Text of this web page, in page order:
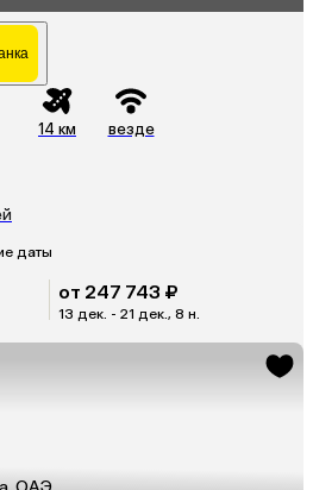
14 км везде
даты
от 247 743 ₽
13 дек. - 21 дек., 8 н.